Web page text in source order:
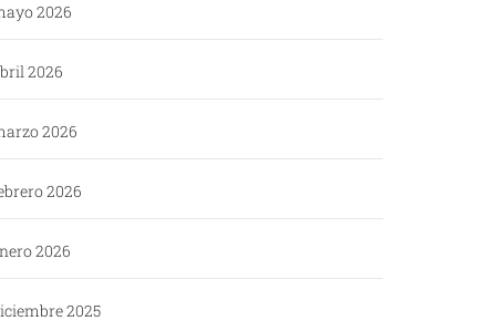
2026
2026
2026
2026
2026
2025